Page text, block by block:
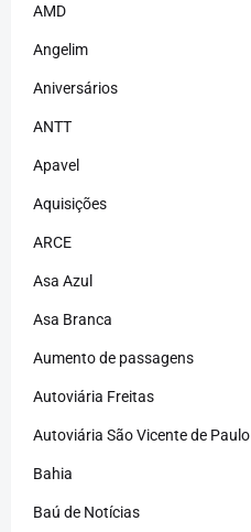
AMD
Angelim
Aniversários
ANTT
Apavel
Aquisições
ARCE
Asa Azul
Asa Branca
Aumento de passagens
Autoviária Freitas
Autoviária São Vicente de Paulo
Bahia
Baú de Notícias